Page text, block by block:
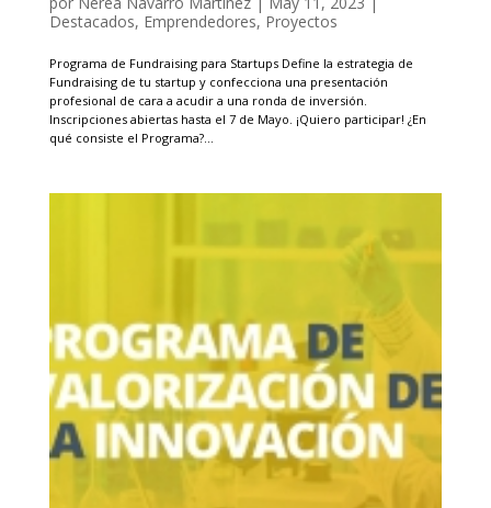
Destacados, Emprendedores, Proyectos
Programa de Fundraising para Startups Define la estrategia de
Fundraising de tu startup y confecciona una presentación
profesional de cara a acudir a una ronda de inversión.
Inscripciones abiertas hasta el 7 de Mayo. ¡Quiero participar! ¿En
qué consiste el Programa?...